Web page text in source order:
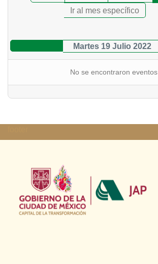
Ir al mes específico
Martes 19 Julio 2022
No se encontraron eventos